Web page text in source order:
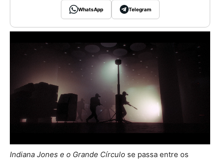
WhatsApp Telegram
Indiana Jones e o Grande Círculo se passa entre os